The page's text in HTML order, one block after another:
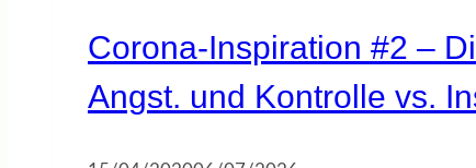
Corona-Inspiration #2 –
Angst. und Kontrolle vs.